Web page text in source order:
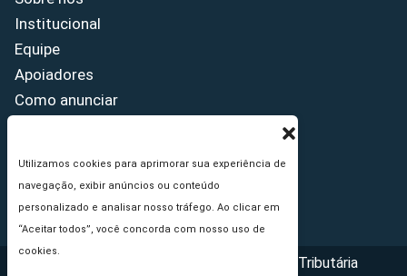
Utilizamos cookies para aprimorar sua experiência de
navegação, exibir anúncios ou conteúdo
personalizado e analisar nosso tráfego. Ao clicar em
“Aceitar todos”, você concorda com nosso uso de
cookies.
Institucional
Equipe
Apoiadores
Como anunciar
Princípios Editoriais
Copyright © 2026 - Portal da Reforma Tributária